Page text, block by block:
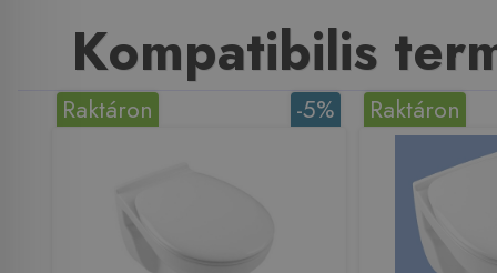
Kompatibilis
-5%
Raktáron Raktáron